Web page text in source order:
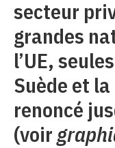
secteur
grandes
l’UE,
Suède et
renoncé
(voir